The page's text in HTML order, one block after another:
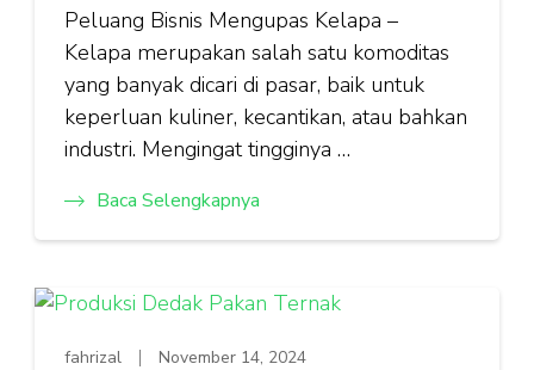
Peluang Bisnis Mengupas Kelapa –
Kelapa merupakan salah satu komoditas
yang banyak dicari di pasar, baik untuk
keperluan kuliner, kecantikan, atau bahkan
industri. Mengingat tingginya …
Baca Selengkapnya
fahrizal November 14, 2024